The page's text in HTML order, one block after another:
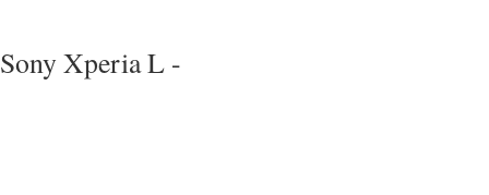
Sony Xperia L -